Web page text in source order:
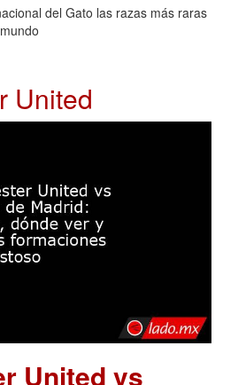
del Gato las razas más raras
United
United vs